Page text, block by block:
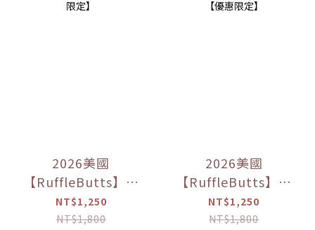
2026美國
【RuffleButts】睡
美人長袖防曬兩件
套【優惠限定】
NT$1,250
NT$1,800
2026美國
【RuffleButts】灰
姑娘長袖防曬兩件
式泳裝【優惠限
NT$1,250
NT$1,800